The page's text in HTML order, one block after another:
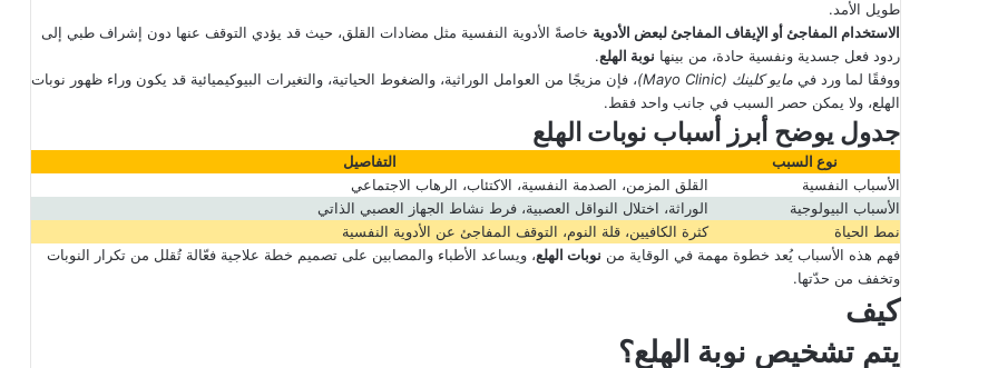
طويل الأمد.
الاستخدام المفاجئ أو الإيقاف المفاجئ لبعض الأدوية خاصةً الأدوية النفسية مثل مضادات القلق، حيث قد يؤدي التوقف عنها دون إشراف طبي إلى
ردود فعل جسدية ونفسية حادة، من بينها نوبة الهلع.
ووفقًا لما ورد في مايو كلينك (Mayo Clinic)
، فإن مزيجًا من العوامل الوراثية، والضغوط الحياتية، والتغيرات البيوكيميائية قد يكون وراء ظهور نوبات
الهلع، ولا يمكن حصر السبب في جانب واحد فقط.
جدول يوضح أبرز أسباب نوبات الهلع
نوع السبب
التفاصيل
الأسباب النفسية
القلق المزمن، الصدمة النفسية، الاكتئاب، الرهاب الاجتماعي
الأسباب البيولوجية
الوراثة، اختلال النواقل العصبية، فرط نشاط الجهاز العصبي الذاتي
نمط الحياة
كثرة الكافيين، قلة النوم، التوقف المفاجئ عن الأدوية النفسية
فهم هذه الأسباب يُعد خطوة مهمة في الوقاية من نوبات الهلع، ويساعد الأطباء والمصابين على تصميم خطة علاجية فعّالة تُقلل من تكرار النوبات
وتخفف من حدّتها.
كيف
يتم تشخيص نوبة الهلع؟